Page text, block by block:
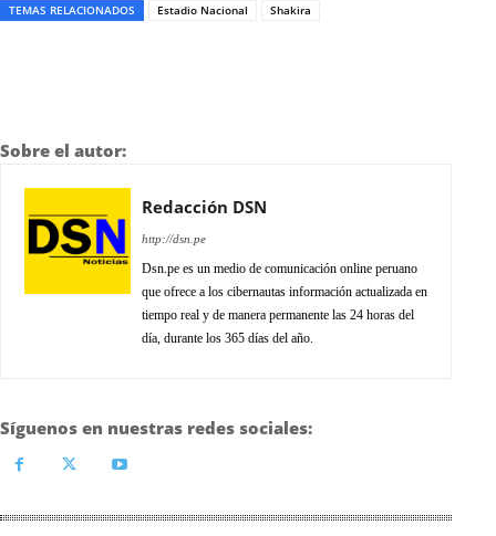
TEMAS RELACIONADOS Estadio Nacional Shakira
Sobre el autor:
Redacción DSN
http://dsn.pe
Dsn.pe es un medio de comunicación online peruano
que ofrece a los cibernautas información actualizada en
tiempo real y de manera permanente las 24 horas del
día, durante los 365 días del año.
Síguenos en nuestras redes sociales: